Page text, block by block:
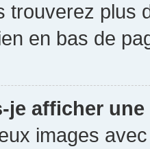
trouverez plus
en bas de
je afficher
images